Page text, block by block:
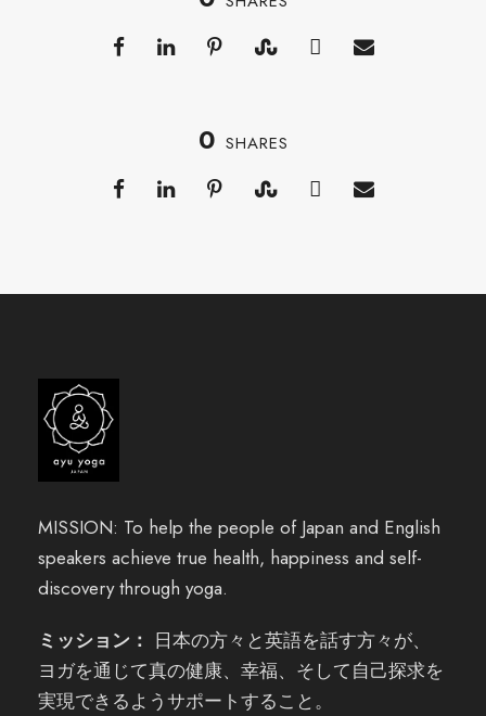
0 SHARES
MISSION: To help the people of Japan and English
speakers achieve true health, happiness and self-
discovery through yoga.
ミッション： 日本の方々と英語を話す方々が、
ヨガを通じて真の健康、幸福、そして自己探求を
実現できるようサポートすること。